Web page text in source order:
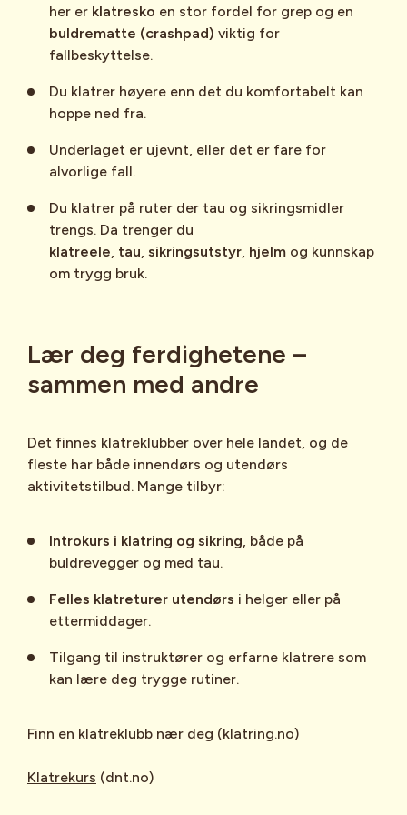
Ferdighetsbevis
Du kan ta
kreves om du vil klatre og sikre
selvstendig innendørs, altså lede en rute.
⋯
Pleaseaccept marketing cookiesto view
this YouTube content.
Gir stor frihetsfølelse og krever mer
erfaring
Viktig å huske: Grundig opplæring i
håndverket legger grunnlaget for
Utstyr:Alt du trenger for sportsklatring,
nøttepirker. Noen flere slynger og
låsekarabinere er ofte også nødvendig.
Dette begrepet brukes om klatring i
høyalpint terreng – altsåfjell
ferdsel i snø/is. Det skjer gjerne i fjell
som ligger høyt, er værutsatt og kan
være mer utilgjengelige, som i
og isøks.
ferdseli utsatt terreng.
her er klatresko en stor fordel for grep og en
buldrematte (crashpad) viktig for
fallbeskyttelse.
Du klatrer høyere enn det du komfortabelt kan
hoppe ned fra.
Underlaget er ujevnt, eller det er fare for
alvorlige fall.
Du klatrer på ruter der tau og sikringsmidler
trengs. Da trenger du
klatreele, tau, sikringsutstyr, hjelm og kunnskap
om trygg bruk.
Lær deg ferdighetene –
sammen med andre
Det finnes klatreklubber over hele landet, og de
fleste har både innendørs og utendørs
aktivitetstilbud. Mange tilbyr:
Introkurs i klatring og sikring, både på
buldrevegger og med tau.
Felles klatreturer utendørs i helger eller på
ettermiddager.
Tilgang til instruktører og erfarne klatrere som
kan lære deg trygge rutiner.
Finn en klatreklubb nær deg (klatring.no)
Klatrekurs (dnt.no)